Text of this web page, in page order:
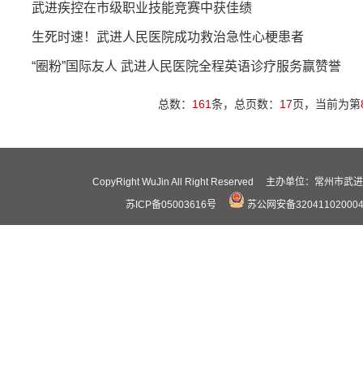
武进疾控在市级职业技能竞赛中获佳绩
生死时速！武进人民医院成功救治急性心梗患者
“圈粉”国际友人 武进人民医院全程英语诊疗服务赢赞誉
总数： 161条，总页数： 17页，当前为第
CopyRight WuJin All Right Reserved 主办单位：常州市
苏ICP备05003616号
苏公网安备